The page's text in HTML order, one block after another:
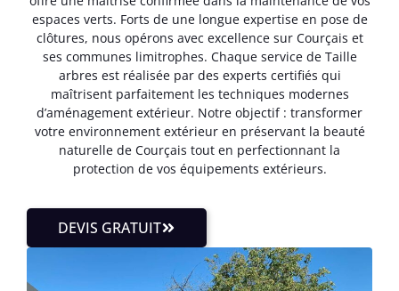
espaces verts. Forts de une longue expertise en pose de
clôtures, nous opérons avec excellence sur Courçais et
ses communes limitrophes. Chaque service de Taille
arbres est réalisée par des experts certifiés qui
maîtrisent parfaitement les techniques modernes
d’aménagement extérieur. Notre objectif : transformer
votre environnement extérieur en préservant la beauté
naturelle de Courçais tout en perfectionnant la
protection de vos équipements extérieurs.
DEVIS GRATUIT